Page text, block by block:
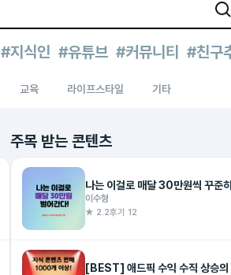
#지식인 #유튜브 #커뮤니티 #친구
교육 라이프스타일 기타
주목 받는 콘텐츠
나는 이걸로 매달 30만원씩 꾸준
이수형
★ 2.2후기 12
[BEST] 애드픽 수익 수직 상승의